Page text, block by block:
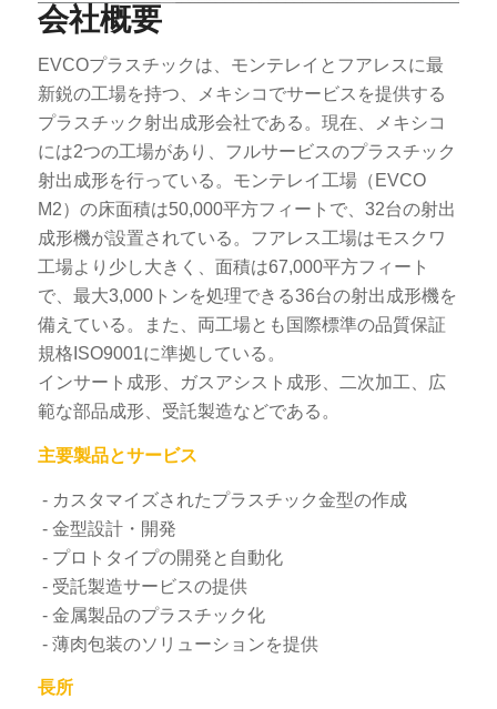
会社概要
EVCOプラスチックは、モンテレイとフアレスに最
新鋭の工場を持つ、メキシコでサービスを提供する
プラスチック射出成形会社である。現在、メキシコ
には2つの工場があり、フルサービスのプラスチック
射出成形を行っている。モンテレイ工場（EVCO
M2）の床面積は50,000平方フィートで、32台の射出
成形機が設置されている。フアレス工場はモスクワ
工場より少し大きく、面積は67,000平方フィート
で、最大3,000トンを処理できる36台の射出成形機を
備えている。また、両工場とも国際標準の品質保証
規格ISO9001に準拠している。
インサート成形、ガスアシスト成形、二次加工、広
範な部品成形、受託製造などである。
主要製品とサービス
- カスタマイズされたプラスチック金型の作成
- 金型設計・開発
- プロトタイプの開発と自動化
- 受託製造サービスの提供
- 金属製品のプラスチック化
- 薄肉包装のソリューションを提供
長所